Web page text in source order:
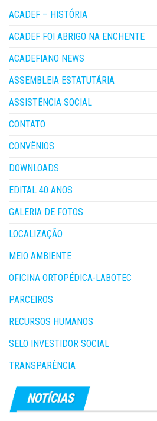
ACADEF – HISTÓRIA
ACADEF FOI ABRIGO NA ENCHENTE
ACADEFIANO NEWS
ASSEMBLEIA ESTATUTÁRIA
ASSISTÊNCIA SOCIAL
CONTATO
CONVÊNIOS
DOWNLOADS
EDITAL 40 ANOS
GALERIA DE FOTOS
LOCALIZAÇÃO
MEIO AMBIENTE
OFICINA ORTOPÉDICA-LABOTEC
PARCEIROS
RECURSOS HUMANOS
SELO INVESTIDOR SOCIAL
TRANSPARÊNCIA